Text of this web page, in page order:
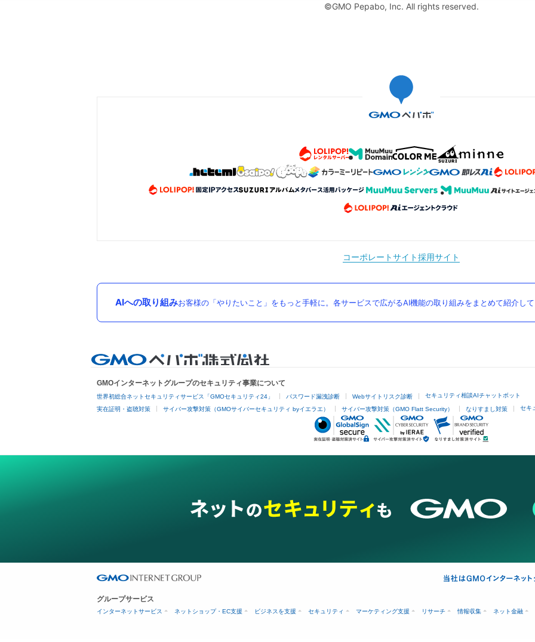
©GMO Pepabo, Inc. All rights reserved.
コーポレートサイト採用サイト
AIへの取り組みお客様の「やりたいこと」をもっと手軽に。各サービスで広がるAI機能の取り組みをまとめて紹介し
GMOインターネットグループのセキュリティ事業について
世界初総合ネットセキュリティサービス「GMOセキュリティ24」 パスワード漏洩診断 Webサイトリスク診断 セキュリティ相談AIチャットボット
実在証明・盗聴対策 サイバー攻撃対策（GMOサイバーセキュリティ byイエラエ） サイバー攻撃対策（GMO Flatt Security） なりすまし対策 セキ
グループサービス
インターネットサービス ネットショップ・EC支援 ビジネスを支援 セキュリティ マーケティング支援 リサーチ 情報収集 ネット金融